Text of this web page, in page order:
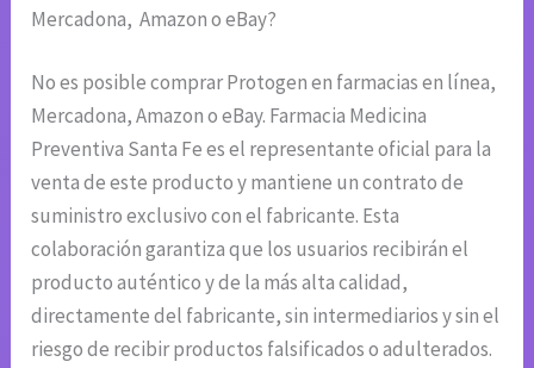
Mercadona, Amazon o eBay?
No es posible comprar Protogen en farmacias en línea,
Mercadona, Amazon o eBay. Farmacia Medicina
Preventiva Santa Fe es el representante oficial para la
venta de este producto y mantiene un contrato de
suministro exclusivo con el fabricante. Esta
colaboración garantiza que los usuarios recibirán el
producto auténtico y de la más alta calidad,
directamente del fabricante, sin intermediarios y sin el
riesgo de recibir productos falsificados o adulterados.